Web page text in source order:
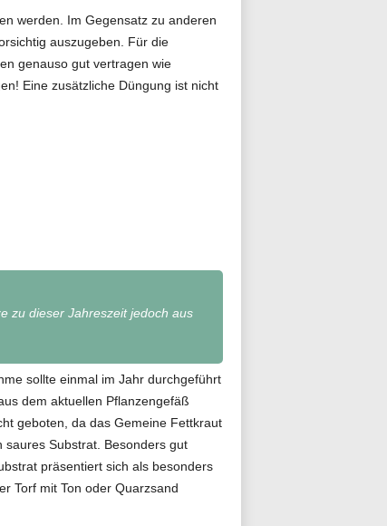
werden. Im Gegensatz zu anderen
auszugeben. Für die
genauso gut vertragen wie
Eine zusätzliche Düngung ist nicht
zu dieser Jahreszeit jedoch aus
sollte einmal im Jahr durchgeführt
dem aktuellen Pflanzengefäß
geboten, da das Gemeine Fettkraut
Substrat. Besonders gut
präsentiert sich als besonders
Torf mit Ton oder Quarzsand